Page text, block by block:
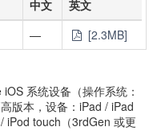
中文
英文
— [2.3MB]
系统设备（操作系统：
版本，设备：iPad / iPad
iPod touch（3rdGen 或更